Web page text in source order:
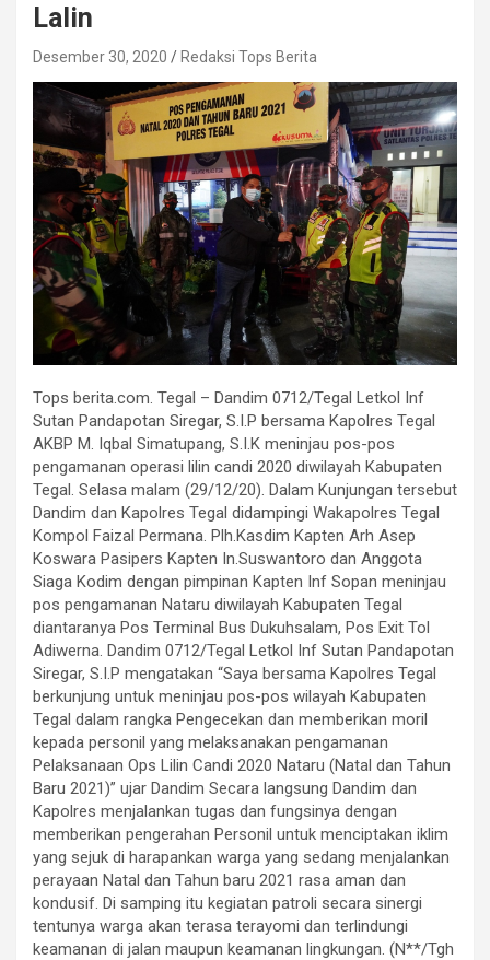
Lalin
Desember 30, 2020 Redaksi Tops Berita
Tops berita.com. Tegal – Dandim 0712/Tegal Letkol Inf
Sutan Pandapotan Siregar, S.I.P bersama Kapolres Tegal
AKBP M. Iqbal Simatupang, S.I.K meninjau pos-pos
pengamanan operasi lilin candi 2020 diwilayah Kabupaten
Tegal. Selasa malam (29/12/20). Dalam Kunjungan tersebut
Dandim dan Kapolres Tegal didampingi Wakapolres Tegal
Kompol Faizal Permana. Plh.Kasdim Kapten Arh Asep
Koswara Pasipers Kapten In.Suswantoro dan Anggota
Siaga Kodim dengan pimpinan Kapten Inf Sopan meninjau
pos pengamanan Nataru diwilayah Kabupaten Tegal
diantaranya Pos Terminal Bus Dukuhsalam, Pos Exit Tol
Adiwerna. Dandim 0712/Tegal Letkol Inf Sutan Pandapotan
Siregar, S.I.P mengatakan “Saya bersama Kapolres Tegal
berkunjung untuk meninjau pos-pos wilayah Kabupaten
Tegal dalam rangka Pengecekan dan memberikan moril
kepada personil yang melaksanakan pengamanan
Pelaksanaan Ops Lilin Candi 2020 Nataru (Natal dan Tahun
Baru 2021)” ujar Dandim Secara langsung Dandim dan
Kapolres menjalankan tugas dan fungsinya dengan
memberikan pengerahan Personil untuk menciptakan iklim
yang sejuk di harapankan warga yang sedang menjalankan
perayaan Natal dan Tahun baru 2021 rasa aman dan
kondusif. Di samping itu kegiatan patroli secara sinergi
tentunya warga akan terasa terayomi dan terlindungi
keamanan di jalan maupun keamanan lingkungan. (N**/Tgh